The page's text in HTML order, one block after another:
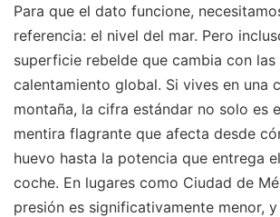
Para que el dato funcione,
referencia: el nivel del mar. Pero
superficie rebelde que cambia con las
calentamiento global. Si vives en una
montaña, la cifra estándar no solo es
mentira flagrante que afecta desde
huevo hasta la potencia que entrega
coche. En lugares como Ciudad de
presión es significativamente menor,